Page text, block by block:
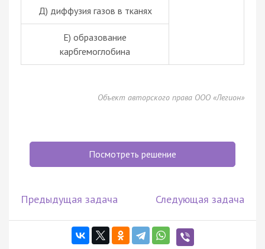
Д) диффузия газов в тканях
Е) образование
карбгемоглобина
Объект авторского права ООО «Легион»
Посмотреть решение
Предыдущая задача Следующая задача